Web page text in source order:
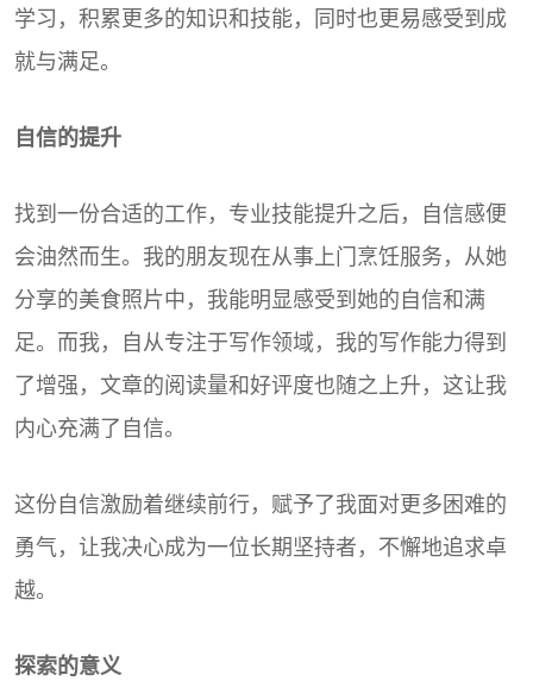
学习，积累更多的知识和技能，同时也更易感受到成
就与满足。
自信的提升
找到一份合适的工作，专业技能提升之后，自信感便
会油然而生。我的朋友现在从事上门烹饪服务，从她
分享的美食照片中，我能明显感受到她的自信和满
足。而我，自从专注于写作领域，我的写作能力得到
了增强，文章的阅读量和好评度也随之上升，这让我
内心充满了自信。
这份自信激励着继续前行，赋予了我面对更多困难的
勇气，让我决心成为一位长期坚持者，不懈地追求卓
越。
探索的意义